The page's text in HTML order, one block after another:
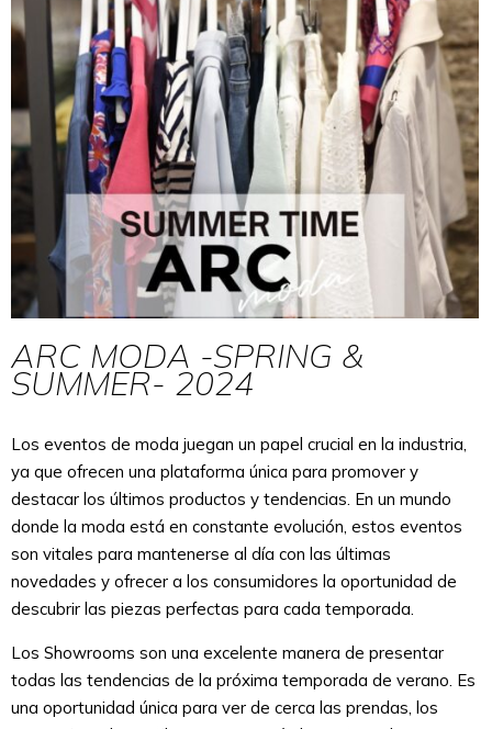
ARC MODA -SPRING &
SUMMER- 2024
Los eventos de moda juegan un papel crucial en la industria,
ya que ofrecen una plataforma única para promover y
destacar los últimos productos y tendencias. En un mundo
donde la moda está en constante evolución, estos eventos
son vitales para mantenerse al día con las últimas
novedades y ofrecer a los consumidores la oportunidad de
descubrir las piezas perfectas para cada temporada.
Los Showrooms son una excelente manera de presentar
todas las tendencias de la próxima temporada de verano. Es
una oportunidad única para ver de cerca las prendas, los